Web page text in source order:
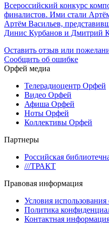
Всероссийский конкурс
финалистов. Ими стали
Артём Васильев,
Динис Курбанов и Дмитрий
Оставить отзыв или
Сообщить об ошибке
Орфей медиа
Телерадиоцентр Орфей
Видео Орфей
Афиша Орфей
Ноты Орфей
Коллективы Орфей
Партнеры
Российская
///ТРАКТ
Правовая информация
Условия использования
Политика
Контактная